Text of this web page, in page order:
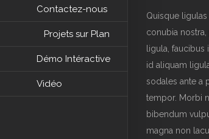
Contactez-nous
Projets sur Plan
Démo Intéractive
Vidéo
Quisque
conubia
ligula,
id aliquam
sodales ante a
tempor. Morbi
bibendum
magna non